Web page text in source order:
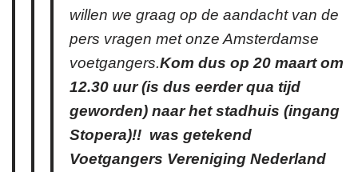
willen we graag op de aandacht van de
pers vragen met onze Amsterdamse
voetgangers.Kom dus op 20 maart om
12.30 uur (is dus eerder qua tijd
geworden) naar het stadhuis (ingang
Stopera)!! was getekend
Voetgangers Vereniging Nederland